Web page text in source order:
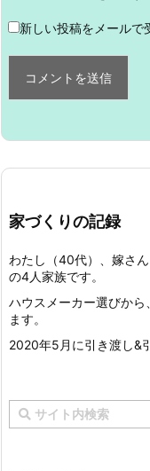
新しい投稿をメールで
家づくりの記録
わたし（40代）、嫁さ
の4人家族です。
ハウスメーカー選びか
ます。
2020年5月に引き渡し&